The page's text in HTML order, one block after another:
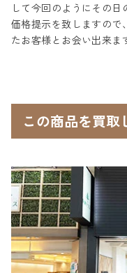
して今回のようにその
価格提示を致しますので
たお客様とお会い出来ま
この商品を買取